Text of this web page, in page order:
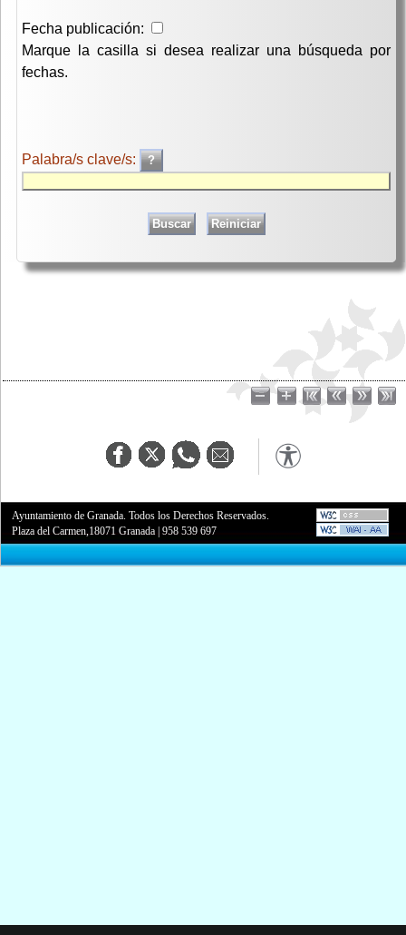
Fecha publicación:
Marque la casilla si desea realizar una búsqueda por
fechas.
Palabra/s clave/s:
Ayuntamiento de Granada. Todos los Derechos Reservados.
Plaza del Carmen,18071 Granada |958 539 697